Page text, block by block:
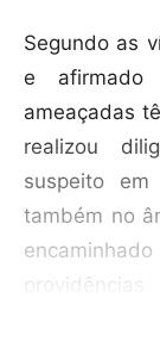
Segundo as
e afirmado
ameaçadas
realizou
suspeito
também no
usada para
foi